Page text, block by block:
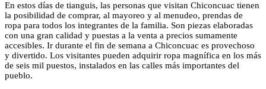
En estos días de tianguis, las personas que visitan Chiconcuac tienen
la posibilidad de comprar, al mayoreo y al menudeo, prendas de
ropa para todos los integrantes de la familia. Son piezas elaboradas
con una gran calidad y puestas a la venta a precios sumamente
accesibles. Ir durante el fin de semana a Chiconcuac es provechoso
y divertido. Los visitantes pueden adquirir ropa magnífica en los más
de seis mil puestos, instalados en las calles más importantes del
pueblo.